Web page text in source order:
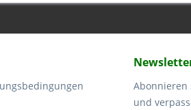
Abonnieren
und